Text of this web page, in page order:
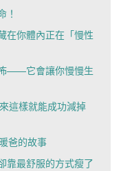
！
在你體內正在「慢性
——它會讓你慢慢生
這樣就能成功減掉
爸的故事
靠最舒服的方式瘦了